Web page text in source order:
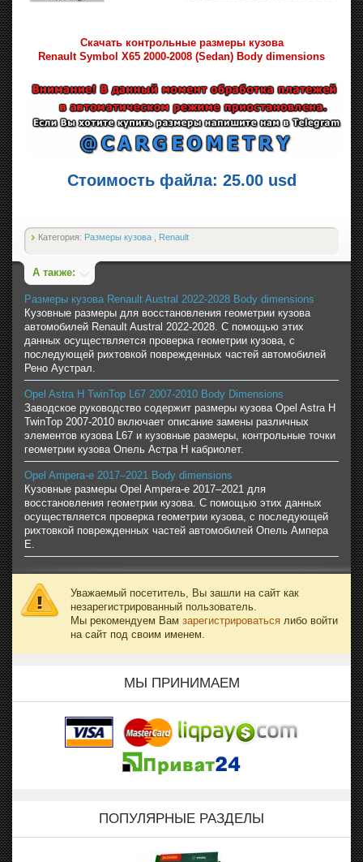
Скачать контрольные размеры кузова
Renault Symbol X65 2000-2008 (Sedan) Body dimensions
Стоимость файла: 25.00 usd
Категория: Размеры кузова Renault
А также:
Размеры кузова Renault Austral 2022-2028 Body dimensions
Кузовные размеры для восстановления геометрии кузова
автомобилей Renault Austral 2022-2028. С помощью этих
данных осуществляется проверка геометрии кузова, с
последующей рихтовкой поврежденных частей автомобилей
Рено Аустрал.
Opel Astra H TwinTop L67 2007-2010 Body Dimensions
Заводское руководство содержит размеры кузова Opel Astra H
TwinTop 2007-2010 включает описание замены различных
элементов кузова L67 и кузовные размеры, контрольные точки
геометрии кузова Опель Астра H кабриолет.
Opel Ampera-e 2017–2021 Body dimensions
Кузовные размеры Opel Ampera-e 2017–2021 для
восстановления геометрии кузова. С помощью этих данных
осуществляется проверка геометрии кузова, с последующей
рихтовкой поврежденных частей автомобилей Опель Ампера
Е.
Уважаемый посетитель, Вы зашли на сайт как
незарегистрированный пользователь.
Мы рекомендуем Вам зарегистрироваться либо войти
на сайт под своим именем.
МЫ ПРИНИМАЕМ
ПОПУЛЯРНЫЕ РАЗДЕЛЫ